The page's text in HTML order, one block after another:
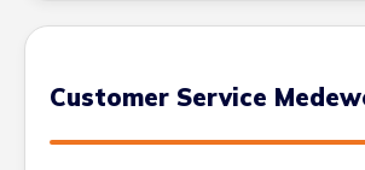
Customer Service